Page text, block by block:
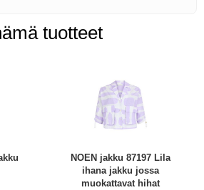
tuotteet
NOEN jakku 87197 Lila
ihana jakku jossa
muokattavat hihat